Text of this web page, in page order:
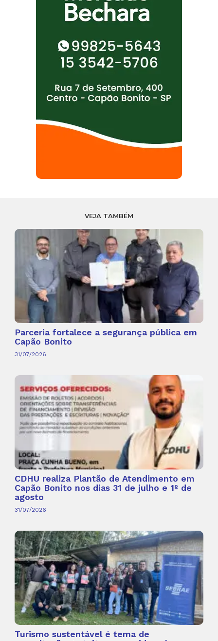
VEJA TAMBÉM
Parceria fortalece a segurança pública em
Capão Bonito
31/07/2026
CDHU realiza Plantão de Atendimento em
Capão Bonito nos dias 31 de julho e 1º de
agosto
31/07/2026
Turismo sustentável é tema de